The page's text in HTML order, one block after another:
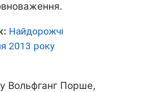
Найдорожчі
2013 року
Вольфганг Порше,